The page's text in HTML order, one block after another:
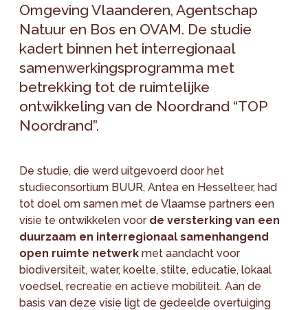
Omgeving Vlaanderen, Agentschap
Natuur en Bos en OVAM. De studie
kadert binnen het interregionaal
samenwerkingsprogramma met
betrekking tot de ruimtelijke
ontwikkeling van de Noordrand “TOP
Noordrand”.
De studie, die werd uitgevoerd door het
studieconsortium BUUR, Antea en Hesselteer, had
tot doel om samen met de Vlaamse partners een
visie te ontwikkelen voor de versterking van een
duurzaam en interregionaal samenhangend
open ruimte netwerk met aandacht voor
biodiversiteit, water, koelte, stilte, educatie, lokaal
voedsel, recreatie en actieve mobiliteit. Aan de
basis van deze visie ligt de gedeelde overtuiging